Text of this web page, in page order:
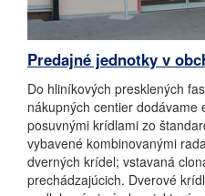
Predajné jednotky v
Do hliníkových presklených
nákupných centier dodávame
posuvnými krídlami zo
vybavené kombinovanými
dverných krídel; vstavaná
prechádzajúcich. Dverové